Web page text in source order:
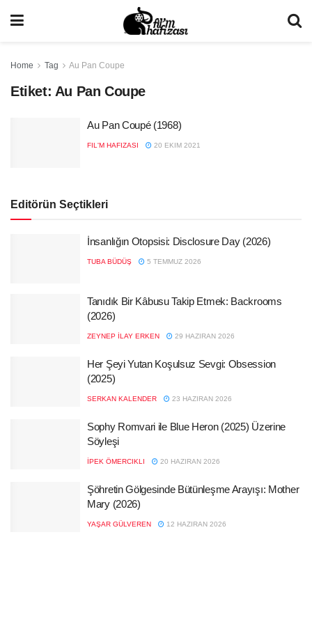
Home Tag Au Pan Coupe
Etiket: Au Pan Coupe
Au Pan Coupé (1968)
FIL'M HAFIZASI 20 EKIM 2021
Editörün Seçtikleri
İnsanlığın Otopsisi: Disclosure Day (2026)
TUBA BÜDÜŞ 5 TEMMUZ 2026
Tanıdık Bir Kâbusu Takip Etmek: Backrooms
(2026)
ZEYNEP İLAY ERKEN 29 HAZIRAN 2026
Her Şeyi Yutan Koşulsuz Sevgi: Obsession
(2025)
SERKAN KALENDER 23 HAZIRAN 2026
Sophy Romvari ile Blue Heron (2025) Üzerine
Söyleşi
İPEK ÖMERCIKLI 20 HAZIRAN 2026
Şöhretin Gölgesinde Bütünleşme Arayışı: Mother
Mary (2026)
YAŞAR GÜLVEREN 12 HAZIRAN 2026